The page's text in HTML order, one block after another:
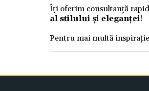
Îți oferim consultanță
al stilului și eleganței!
Pentru mai multă